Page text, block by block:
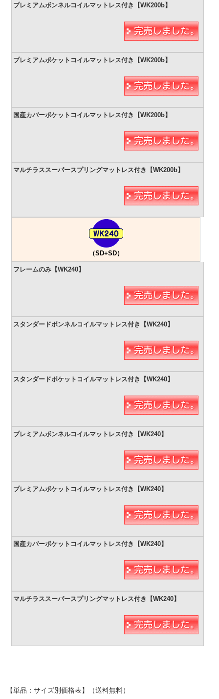
（SD+SD）
【単品：サイズ別価格表】（送料無料）